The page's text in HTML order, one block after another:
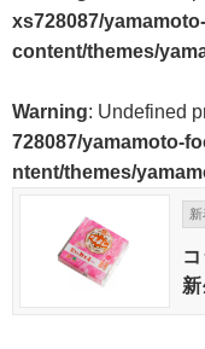
xs728087/
content/themes/
Warning: Undefined
728087/yamamoto-
ntent/themes/